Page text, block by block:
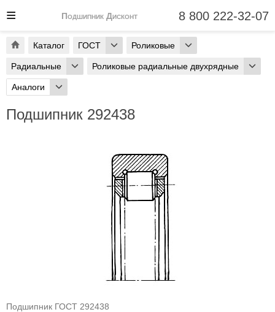
Каталог ГОСТ Роликовые
Радиальные Роликовые радиальные двухрядные
Аналоги
Подшипник 292438
Подшипник ГОСТ 292438
Подшипник Дисконт 8 800 222-32-07